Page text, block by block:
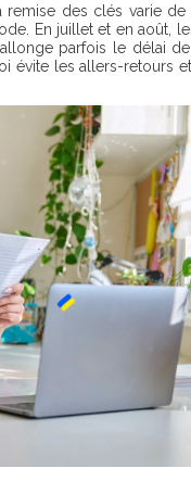
remise des clés varie de
En juillet et en août,
parfois le délai
évite les allers-retours